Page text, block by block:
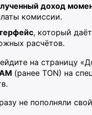
доход
комиссии.
, который
расчётов.
на страницу
(ранее TON) на
не пополняли